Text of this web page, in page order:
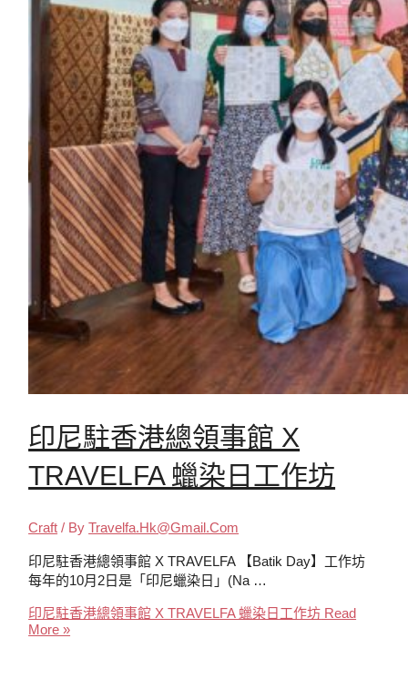
印尼駐香港總領事館 X
TRAVELFA 蠟染日工作坊
Craft / ByTravelfa.hk@gmail.com
印尼駐香港總領事館 X TRAVELFA 【Batik Day】工作坊
每年的10月2日是「印尼蠟染日」(Na …
印尼駐香港總領事館 X TRAVELFA 蠟染日工作坊 Read
More »